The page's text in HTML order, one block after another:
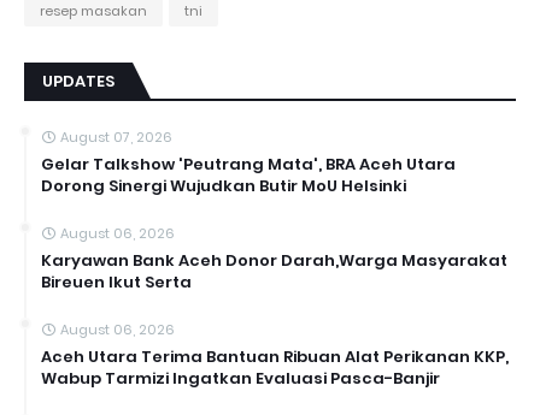
resep masakan
tni
UPDATES
August 07, 2026
Gelar Talkshow 'Peutrang Mata', BRA Aceh Utara
Dorong Sinergi Wujudkan Butir MoU Helsinki
August 06, 2026
Karyawan Bank Aceh Donor Darah,Warga Masyarakat
Bireuen Ikut Serta
August 06, 2026
Aceh Utara Terima Bantuan Ribuan Alat Perikanan KKP,
Wabup Tarmizi Ingatkan Evaluasi Pasca-Banjir